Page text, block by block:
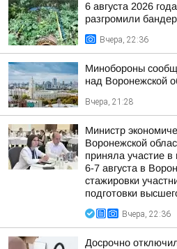
6 августа 2026
разгромили
Вчера, 22:36
Минобороны
над Воронежской
Вчера, 21:28
Министр
Воронежской
приняла участие
6-7 августа в
стажировки
подготовки
Вчера, 22:36
Досрочно